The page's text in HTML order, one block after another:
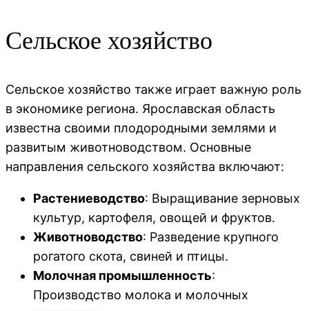
Сельское хозяйство
Сельское хозяйство также играет важную роль
в экономике региона. Ярославская область
известна своими плодородными землями и
развитым животноводством. Основные
направления сельского хозяйства включают:
Растениеводство: Выращивание зерновых
культур, картофеля, овощей и фруктов.
Животноводство: Разведение крупного
рогатого скота, свиней и птицы.
Молочная промышленность:
Производство молока и молочных